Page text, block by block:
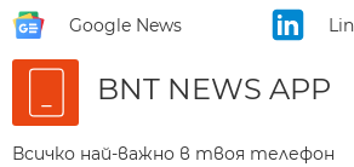
Google News
BNT NEWS APP
Всичко най-важно в твоя телефон